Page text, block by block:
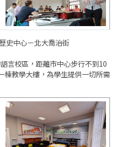
史中心－北大喬治街
言校區，距離市中心步行不到10
棟教學大樓，為學生提供一切所需